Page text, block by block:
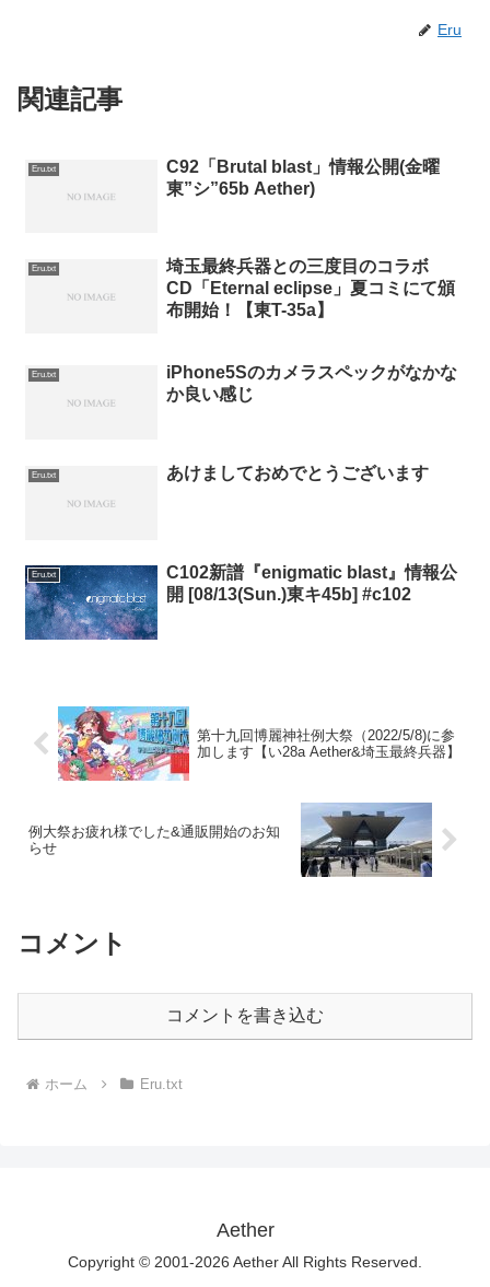
Eru
関連記事
Eru.txt
C92「Brutal blast」情報公開(金曜
東”シ”65b Aether)
Eru.txt
埼玉最終兵器との三度目のコラボ
CD「Eternal eclipse」夏コミにて頒
布開始！【東T-35a】
Eru.txt
iPhone5Sのカメラスペックがなかな
か良い感じ
Eru.txt あけましておめでとうございます
Eru.txt
C102新譜『enigmatic blast』情報公
開 [08/13(Sun.)東キ45b] #c102
第十九回博麗神社例大祭（2022/5/8)に参
加します【い28a Aether&埼玉最終兵器】
例大祭お疲れ様でした&通販開始のお知
らせ
コメント
コメントを書き込む
ホーム Eru.txt
Aether
Copyright © 2001-2026 Aether All Rights Reserved.